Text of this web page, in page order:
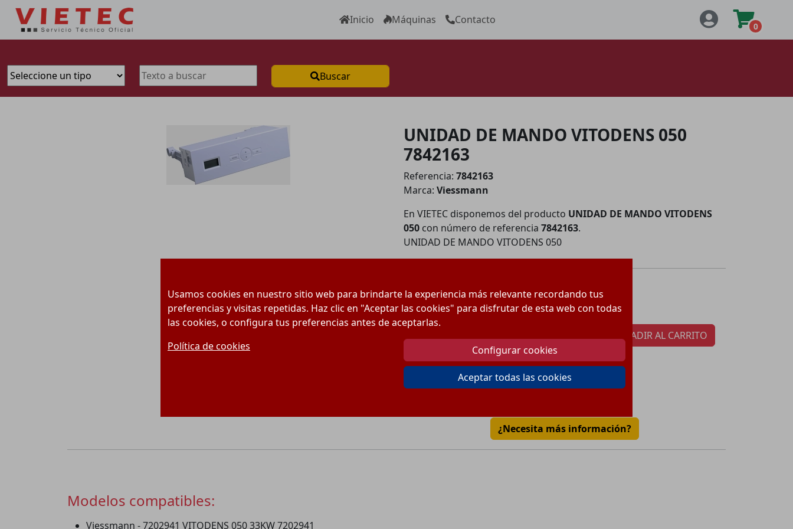
Usamos cookies en nuestro sitio web para brindarte la experiencia más relevante recordando tus
preferencias y visitas repetidas. Haz clic en "Aceptar las cookies" para disfrutar de esta web con todas
las cookies, o configura tus preferencias antes de aceptarlas.
Política de cookies
Configurar cookies
Aceptar todas las cookies
Inicio Máquinas Contacto
0
Buscar
UNIDAD DE MANDO VITODENS 050
7842163
Referencia: 7842163
Marca: Viessmann
En VIETEC disponemos del producto UNIDAD DE MANDO VITODENS
050 con número de referencia 7842163.
UNIDAD DE MANDO VITODENS 050
Precio:143.99
Cantidad por paquete:1
Cantidad:
AÑADIR AL CARRITO
Envío desde8€
Gratis a partir de 150€
¿Necesita más información?
Modelos compatibles:
Viessmann - 7202941 VITODENS 050 33KW 7202941